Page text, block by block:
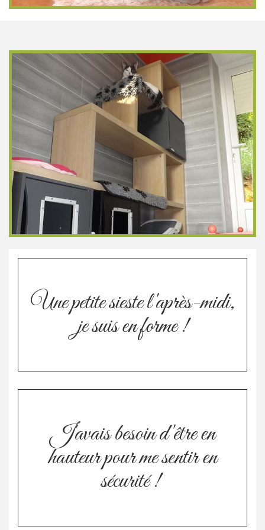
Une petite sieste l'après-midi,
je suis en forme !
J'avais besoin d'être en
hauteur pour me sentir en
sécurité !